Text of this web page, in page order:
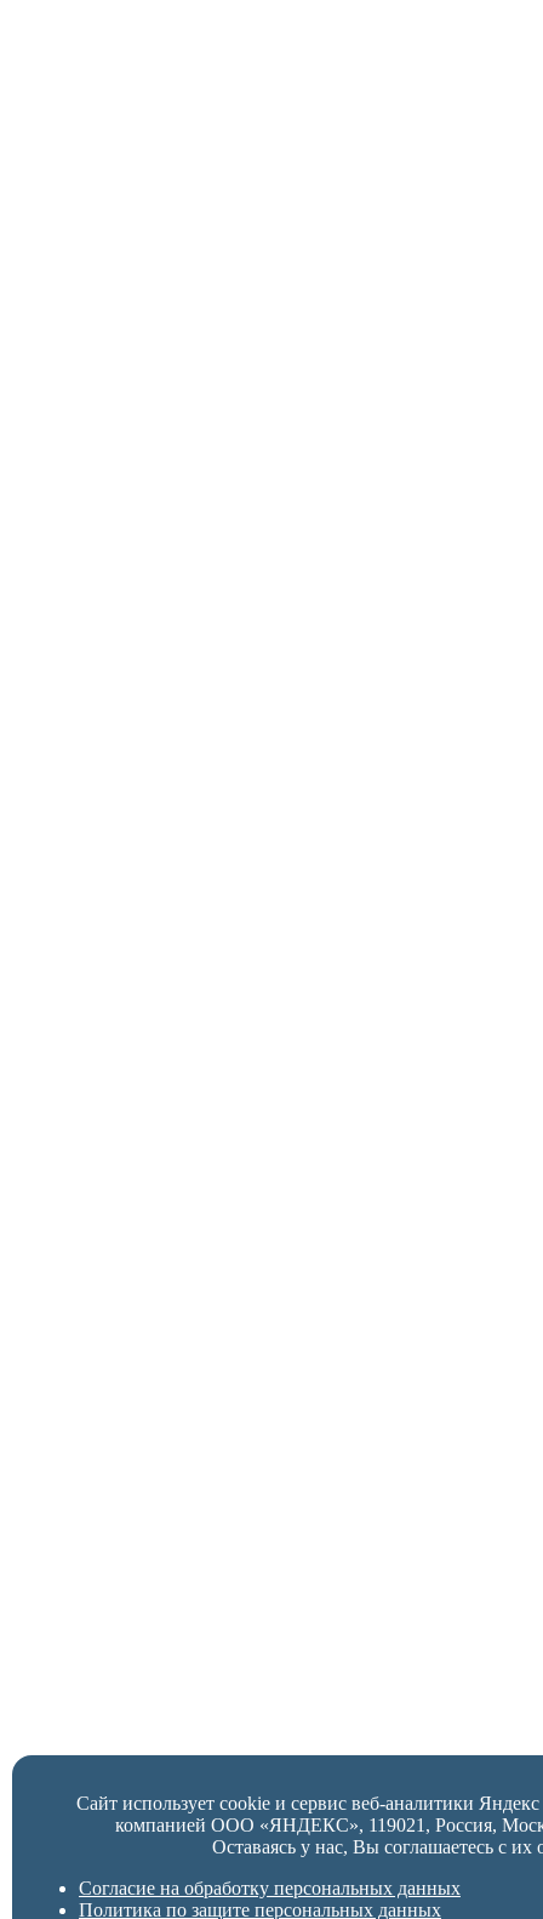
Сайт использует cookie и сервис веб-аналитики
компанией ООО «ЯНДЕКС», 119021, Россия,
Оставаясь у нас, Вы соглашаетесь с их
Согласие на обработку персональных данных
Политика по защите персональных данных